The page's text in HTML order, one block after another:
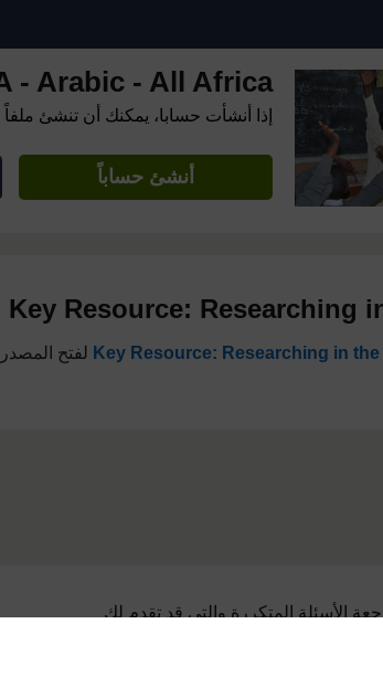
- Arabic - All Africa
إذا أنشأت حسابا، يمكنك أن تنشئ
أنشئ حساباً
Key Resource: Researching
Key Resource: Researching in لفتح
الأسئلة المتكررة والتي قد تقدم لك